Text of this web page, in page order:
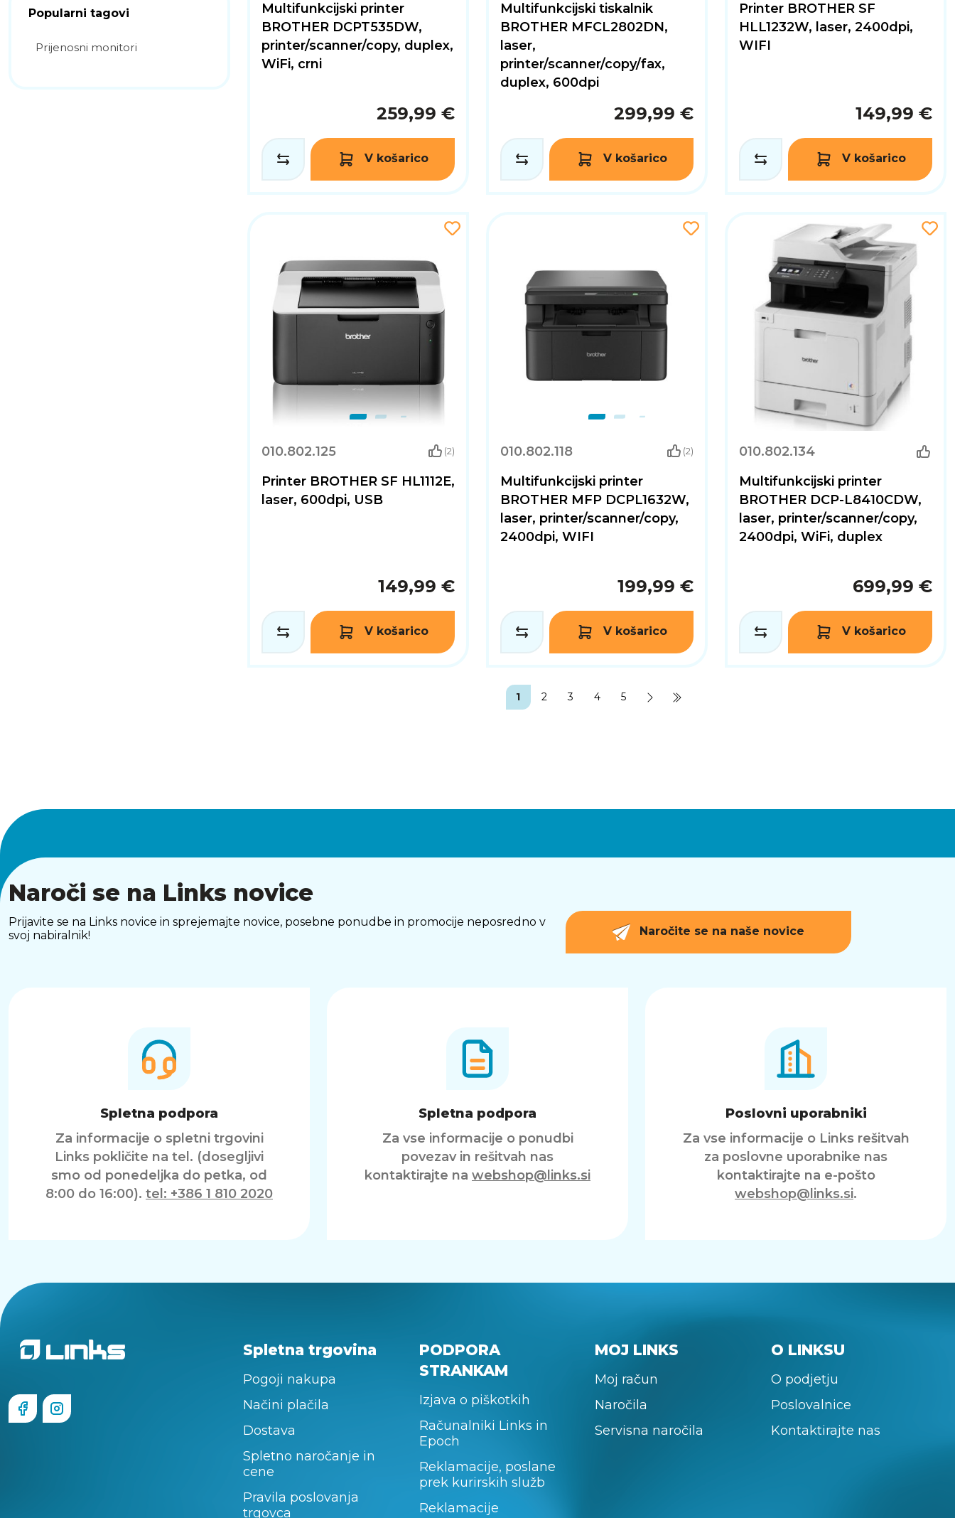
Popularni tagovi
Prijenosni monitori
Multifunkcijski printer
BROTHER DCPT535DW,
printer/scanner/copy, duplex,
WiFi, crni
259,99 €
V košarico
Multifunkcijski tiskalnik
BROTHER MFCL2802DN,
laser,
printer/scanner/copy/fax,
duplex, 600dpi
299,99 €
V košarico
Printer BROTHER SF
HLL1232W, laser, 2400dpi,
WIFI
149,99 €
V košarico
010.802.125 (2)
Printer BROTHER SF HL1112E,
laser, 600dpi, USB
149,99 €
V košarico
010.802.118 (2)
Multifunkcijski printer
BROTHER MFP DCPL1632W,
laser, printer/scanner/copy,
2400dpi, WIFI
199,99 €
V košarico
010.802.134
Multifunkcijski printer
BROTHER DCP-L8410CDW,
laser, printer/scanner/copy,
2400dpi, WiFi, duplex
699,99 €
V košarico
1 2 3 4 5
Naroči se na Links novice
Prijavite se na Links novice in sprejemajte novice, posebne ponudbe in promocije neposredno v
svoj nabiralnik!
Naročite se na naše novice
Spletna podpora
Za informacije o spletni trgovini
Links pokličite na tel. (dosegljivi
smo od ponedeljka do petka, od
8:00 do 16:00). tel: +386 1 810 2020
Spletna podpora
Za vse informacije o ponudbi
povezav in rešitvah nas
kontaktirajte na webshop@links.si
Poslovni uporabniki
Za vse informacije o Links rešitvah
za poslovne uporabnike nas
kontaktirajte na e-pošto
webshop@links.si.
Spletna trgovina
Pogoji nakupa
Načini plačila
Dostava
Spletno naročanje in
cene
Pravila poslovanja
trgovca
PODPORA
STRANKAM
Izjava o piškotkih
Računalniki Links in
Epoch
Reklamacije, poslane
prek kurirskih služb
Reklamacije
MOJ LINKS
Moj račun
Naročila
Servisna naročila
O LINKSU
O podjetju
Poslovalnice
Kontaktirajte nas